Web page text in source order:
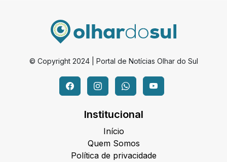
© Copyright 2024 | Portal de Notícias Olhar do Sul
Institucional
Início
Quem Somos
Política de privacidade